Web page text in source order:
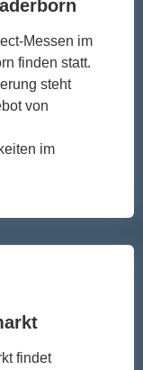
Messen im
finden statt.
steht
von
im
findet